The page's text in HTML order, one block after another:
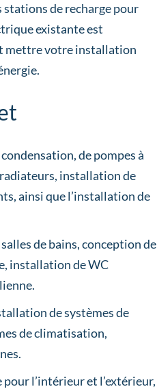
stations de recharge pour
existante est
mettre votre installation
de pompes à
installation de
ainsi que l’installation de
de bains, conception de
installation de WC
de systèmes de
de climatisation,
pour l’intérieur et l’extérieur,